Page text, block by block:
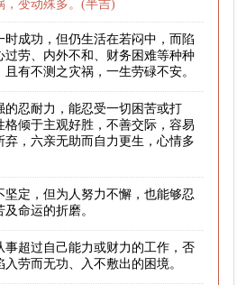
，变动殊多。(半吉)
时成功，但仍生活在若闷中，而陷
过劳、内外不和、财务困难等种种
且有不测之灾祸，一生劳碌不安。
的忍耐力，能忍受一切困苦或打
格倾于主观好胜，不善交际，容易
弃，六亲无助而自力更生，心情多
坚定，但为人努力不懈，也能够忍
及命运的折磨。
事超过自己能力或财力的工作，否
入劳而无功、入不敷出的困境。